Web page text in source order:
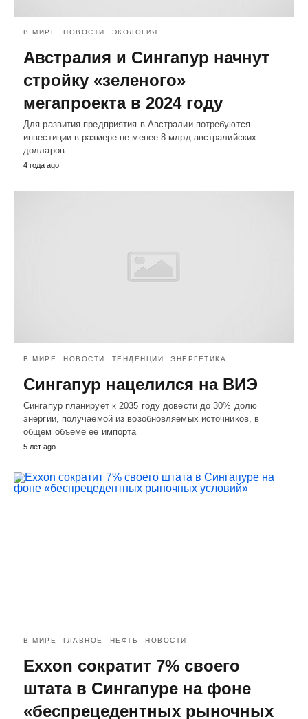
В МИРЕ НОВОСТИ ЭКОЛОГИЯ
Австралия и Сингапур начнут
стройку «зеленого»
мегапроекта в 2024 году
Для развития предприятия в Австралии потребуются
инвестиции в размере не менее 8 млрд австралийских
долларов
4 года ago
В МИРЕ НОВОСТИ ТЕНДЕНЦИИ ЭНЕРГЕТИКА
Сингапур нацелился на ВИЭ
Сингапур планирует к 2035 году довести до 30% долю
энергии, получаемой из возобновляемых источников, в
общем объеме ее импорта
5 лет ago
В МИРЕ ГЛАВНОЕ НЕФТЬ НОВОСТИ
Exxon сократит 7% своего
штата в Сингапуре на фоне
«беспрецедентных рыночных